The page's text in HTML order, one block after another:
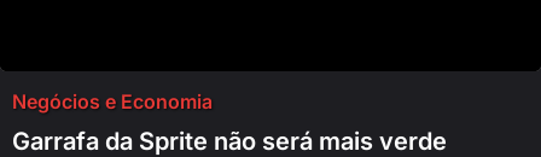
Negócios e Economia
Garrafa da Sprite não será mais verde